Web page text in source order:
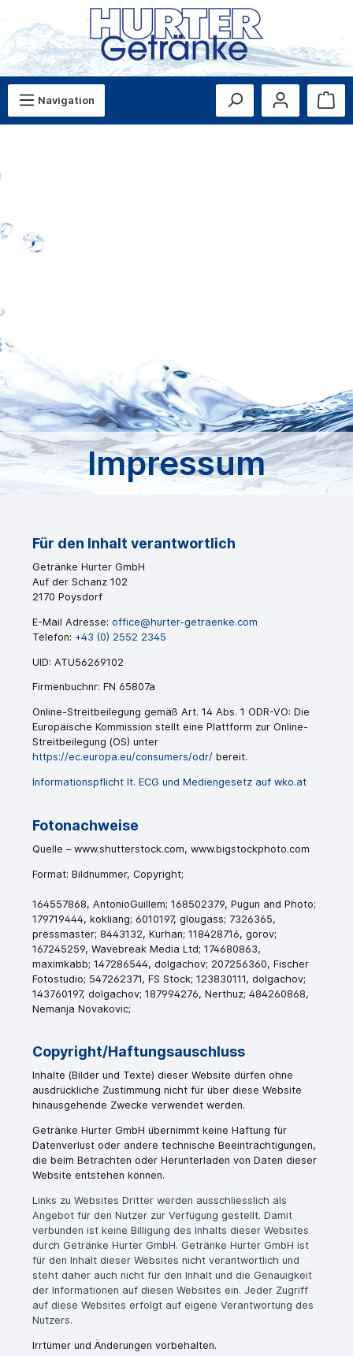
Navigation
Impressum
Für den Inhalt verantwortlich
Getränke Hurter GmbH
Auf der Schanz 102
2170 Poysdorf
E-Mail Adresse: office@hurter-getraenke.com
Telefon: +43 (0) 2552 2345
UID: ATU56269102
Firmenbuchnr: FN 65807a
Online-Streitbeilegung gemäß Art. 14 Abs. 1 ODR-VO: Die
Europäische Kommission stellt eine Plattform zur Online-
Streitbeilegung (OS) unter
https://ec.europa.eu/consumers/odr/ bereit.
Informationspflicht lt. ECG und Mediengesetz auf wko.at
Fotonachweise
Quelle – www.shutterstock.com, www.bigstockphoto.com
Format: Bildnummer, Copyright;
164557868, AntonioGuillem; 168502379, Pugun and Photo;
179719444, kokliang; 6010197, glougass; 7326365,
pressmaster; 8443132, Kurhan; 118428716, gorov;
167245259, Wavebreak Media Ltd; 174680863,
maximkabb; 147286544, dolgachov; 207256360, Fischer
Fotostudio; 547262371, FS Stock; 123830111, dolgachov;
143760197, dolgachov; 187994276, Nerthuz; 484260868,
Nemanja Novakovic;
Copyright/Haftungsauschluss
Inhalte (Bilder und Texte) dieser Website dürfen ohne
ausdrückliche Zustimmung nicht für über diese Website
hinausgehende Zwecke verwendet werden.
Getränke Hurter GmbH übernimmt keine Haftung für
Datenverlust oder andere technische Beeinträchtigungen,
die beim Betrachten oder Herunterladen von Daten dieser
Website entstehen können.
Links zu Websites Dritter werden ausschliesslich als
Angebot für den Nutzer zur Verfügung gestellt. Damit
verbunden ist keine Billigung des Inhalts dieser Websites
durch Getränke Hurter GmbH. Getränke Hurter GmbH ist
für den Inhalt dieser Websites nicht verantwortlich und
steht daher auch nicht für den Inhalt und die Genauigkeit
der Informationen auf diesen Websites ein. Jeder Zugriff
auf diese Websites erfolgt auf eigene Verantwortung des
Nutzers.
Irrtümer und Änderungen vorbehalten.